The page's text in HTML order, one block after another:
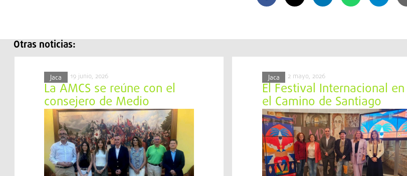
Otras noticias:
Jaca 19 junio, 2026
La AMCS se reúne con el
consejero de Medio
Ambiente y Turismo del
Gobierno de Aragón
Jaca 2 mayo, 2026
El Festival Internacional en
el Camino de Santiago
celebrará su 35 edición con
el Mediterráneo como
protagonista